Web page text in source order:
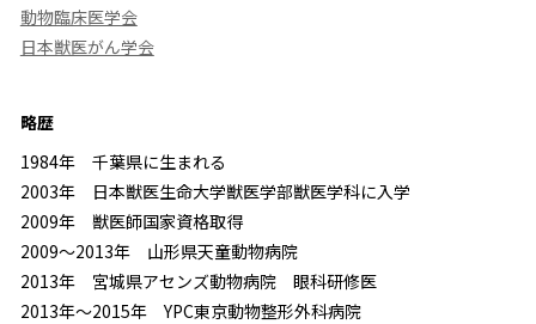
動物臨床医学会
日本獣医がん学会
略歴
1984年 千葉県に生まれる
2003年 日本獣医生命大学獣医学部獣医学科に入学
2009年 獣医師国家資格取得
2009～2013年 山形県天童動物病院
2013年 宮城県アセンズ動物病院 眼科研修医
2013年～2015年 YPC東京動物整形外科病院